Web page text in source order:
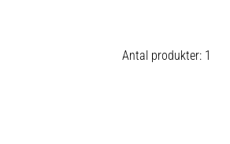
Antal produkter: 1